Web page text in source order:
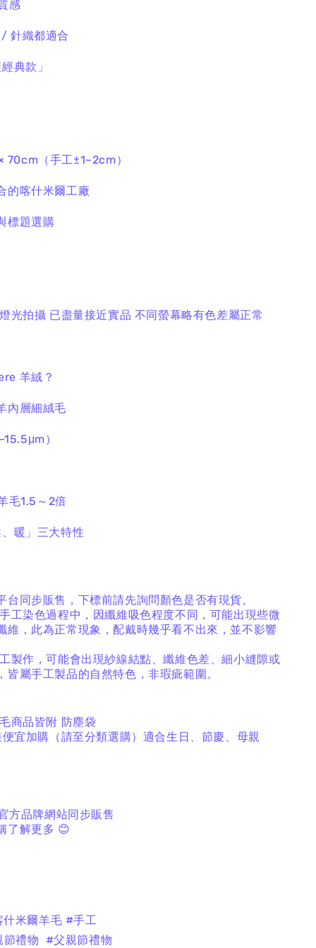
感
針織都適合
典款」
70cm（手工±1~2cm）
的喀什米爾工廠
標題選購
光拍攝 已盡量接近實品 不同螢幕略有色差屬正常
羊絨？
內層細絨毛
）
毛1.5～2倍
暖」三大特性
台同步販售，下標前請先詢問顏色是否有現貨。
工染色過程中，因纖維吸色程度不同，可能出現些微
維，此為正常現象，配戴時幾乎看不出來，並不影響
製作，可能會出現紗線結點、纖維色差、細小縫隙或
皆屬手工製品的自然特色，非瑕疵範圍。
商品皆附 防塵袋
宜加購（請至分類選購）適合生日、節慶、母親
方品牌網站同步販售
了解更多 😊
米爾羊毛 #手工
禮物 #父親節禮物